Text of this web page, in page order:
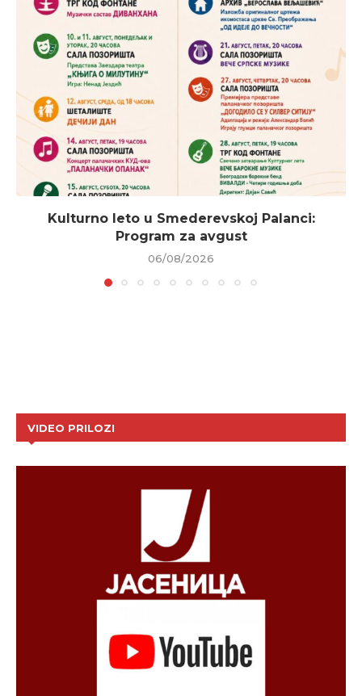
Kulturno leto u Smederevskoj Palanci:
Program za avgust
06/08/2026
VIDEO PRILOZI